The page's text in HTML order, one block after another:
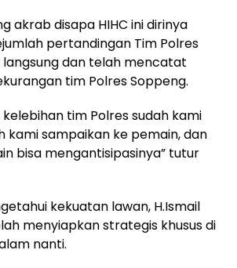
akrab disapa HIHC ini dirinya
pertandingan Tim Polres
dan telah mencatat
tim Polres Soppeng.
tim Polres sudah kami
kami sampaikan ke pemain, dan
bisa mengantisipasinya” tutur
kekuatan lawan, H.Ismail
menyiapkan strategis khusus di
nanti.